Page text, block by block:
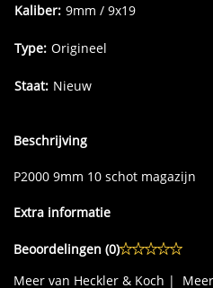
Kaliber: 9mm / 9x19
Type: Origineel
Staat: Nieuw
Beschrijving
P2000 9mm 10 schot magazijn
Extra informatie
Beoordelingen (0)
Meer van Heckler & Koch |